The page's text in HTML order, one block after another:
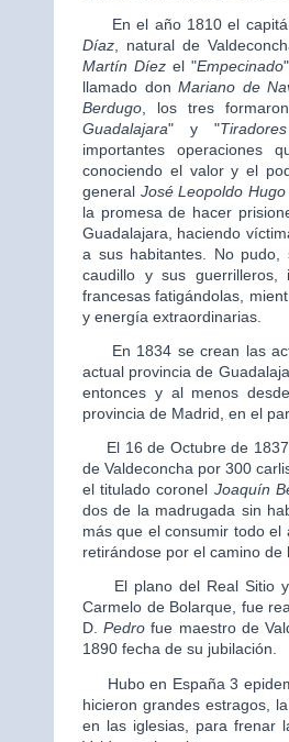
En el año 1810 el
Díaz , natural de
Martín Díez el "Empecinado
llamado donMariano de
Berdugo , los tres
Guadalajara" y "
importantes
conociendo el valor y el
general José Leopoldo Hugo
la promesa de hacer
Guadalajara, haciendo
a sus habitantes. No pudo,
caudillo y sus guerrilleros,
francesas fatigándolas,
y energía extraordinarias.
En 1834 se crean las
actual provincia de
entonces y al menos
provincia de Madrid, en el
El 16 de Octubre de 1837
de Valdeconcha por 300
el titulado coronel Joaquín
dos de la madrugada sin
más que el consumir todo
retirándose por el camino de
El plano del Real Sitio y
Carmelo de Bolarque, fue
D.Pedro fue maestro de
1890 fecha de su jubilación.
Hubo en España 3
hicieron grandes estragos,
en las iglesias, para frenar